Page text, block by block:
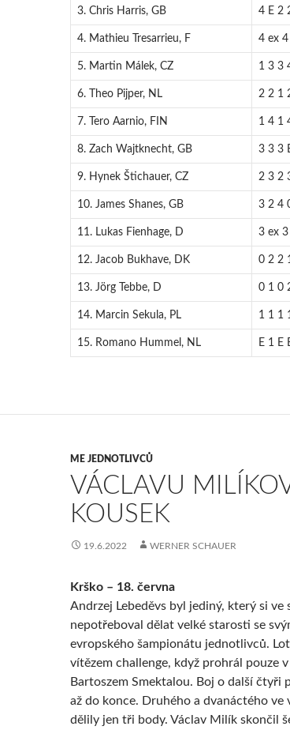
3. Chris Harris, GB 4 E 2
4. Mathieu Tresarrieu, F 4 ex
5. Martin Málek, CZ 1 3 3
6. Theo Pijper, NL 2 2 1
7. Tero Aarnio, FIN 1 4 1
8. Zach Wajtknecht, GB 3 3 3
9. Hynek Štichauer, CZ 2 3 2
10. James Shanes, GB 3 2 4
11. Lukas Fienhage, D 3 ex
12. Jacob Bukhave, DK 0 2 2
13. Jörg Tebbe, D 0 1 0
14. Marcin Sekula, PL 1 1 1
15. Romano Hummel, NL E 1 E
ME JEDNOTLIVCŮ
VÁCLAVU
KOUSEK
19.6.2022 WERNER SCHAUER
Krško – 18. června
Andrzej Lebeděvs byl jediný, který si ve
nepotřeboval dělat velké starosti se
evropského šampionátu jednotlivců.
vítězem challenge, když prohrál pouze
Bartoszem Smektalou. Boj o další čtyři
až do konce. Druhého a dvanáctého ve
dělily jen tři body. Václav Milík skončil